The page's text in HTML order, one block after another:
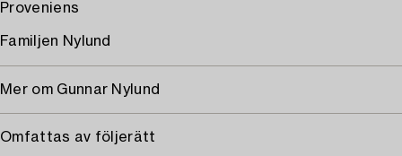
Proveniens
Familjen Nylund
Mer om Gunnar Nylund
Omfattas av följerätt